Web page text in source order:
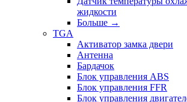
жидкости
Больше →
TGA
Активатор замка двери
Антенна
Бардачок
Блок управления ABS
Блок управления FFR
Блок управления